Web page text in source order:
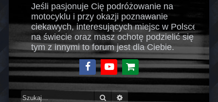
Jeśli pasjonuje Cię podróżowanie na
motocyklu i przy okazji poznawanie
ciekawych, interesujących miejsc w Polsce i
na świecie oraz masz ochotę podzielić się
tym z innymi to forum jest dla Ciebie.
FacebookYoutubeSklep
Szukaj